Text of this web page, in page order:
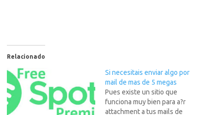
Relacionado
Si necesitais enviar algo por
mail de mas de 5 megas
Pues existe un sitio que
funciona muy bien para a?r
attachment a tus mails de